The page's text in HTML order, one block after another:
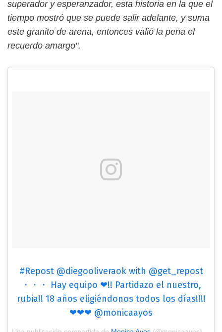
superador y esperanzador, esta historia en la que el
tiempo mostró que se puede salir adelante, y suma
este granito de arena, entonces valió la pena el
recuerdo amargo".
#Repost @diegooliveraok with @get_repost
・・・ Hay equipo ❤!! Partidazo el nuestro,
rubia!! 18 años eligiéndonos todos los días!!!!
❤❤❤ @monicaayos